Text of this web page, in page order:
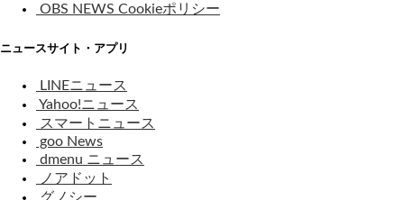
OBS NEWS Cookieポリシー
ニュースサイト・アプリ
LINEニュース
Yahoo!ニュース
スマートニュース
goo News
dmenu ニュース
ノアドット